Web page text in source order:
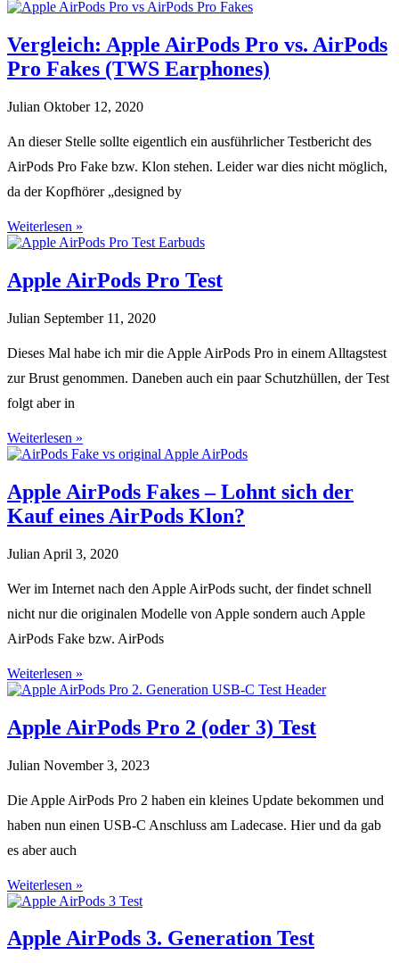
Vergleich: Apple AirPods Pro vs. AirPods
Pro Fakes (TWS Earphones)
Julian Oktober 12, 2020
An dieser Stelle sollte eigentlich ein ausführlicher Testbericht des
AirPods Pro Fake bzw. Klon stehen. Leider war dies nicht möglich,
da der Kopfhörer „designed by
Weiterlesen »
Apple AirPods Pro Test
Julian September 11, 2020
Dieses Mal habe ich mir die Apple AirPods Pro in einem Alltagstest
zur Brust genommen. Daneben auch ein paar Schutzhüllen, der Test
folgt aber in
Weiterlesen »
Apple AirPods Fakes – Lohnt sich der
Kauf eines AirPods Klon?
Julian April 3, 2020
Wer im Internet nach den Apple AirPods sucht, der findet schnell
nicht nur die originalen Modelle von Apple sondern auch Apple
AirPods Fake bzw. AirPods
Weiterlesen »
Apple AirPods Pro 2 (oder 3) Test
Julian November 3, 2023
Die Apple AirPods Pro 2 haben ein kleines Update bekommen und
haben nun einen USB-C Anschluss am Ladecase. Hier und da gab
es aber auch
Weiterlesen »
Apple AirPods 3. Generation Test